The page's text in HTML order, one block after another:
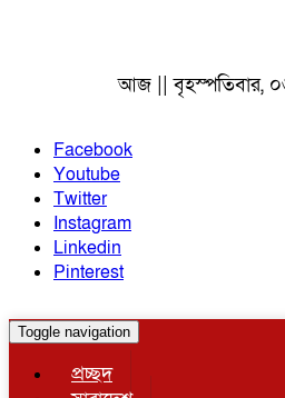
আজ || বৃহস্পতিবার,
Facebook
Youtube
Twitter
Instagram
Linkedin
Pinterest
Toggle navigation
প্রচ্ছদ